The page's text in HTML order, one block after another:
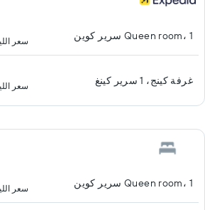
Queen room، 1 سرير كوين سعر
غرفة كينج، 1 سرير كينغ سعر
Queen room، 1 سرير كوين سعر